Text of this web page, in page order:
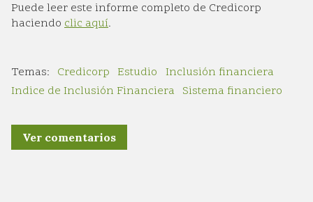
Puede leer este informe completo de Credicorp
haciendo clic aquí.
Credicorp Estudio Inclusión financiera
Indice de Inclusión Financiera Sistema financiero
Ver comentarios